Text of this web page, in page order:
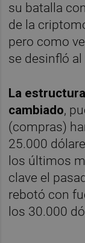
su batalla
de la
pero como
se desinfló
La
cambiado,
(compras)
25.000
los últimos
clave el
rebotó con
los 30.000